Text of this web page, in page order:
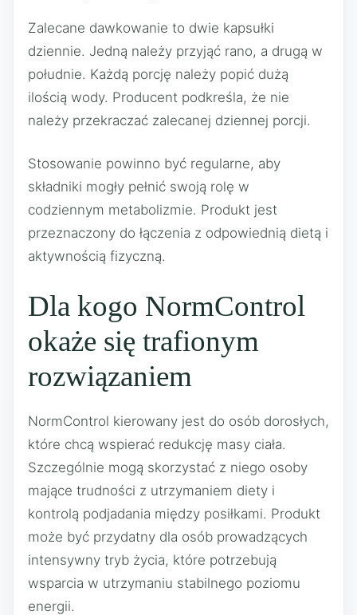
Zalecane dawkowanie to dwie kapsułki
dziennie. Jedną należy przyjąć rano, a drugą w
południe. Każdą porcję należy popić dużą
ilością wody. Producent podkreśla, że nie
należy przekraczać zalecanej dziennej porcji.
Stosowanie powinno być regularne, aby
składniki mogły pełnić swoją rolę w
codziennym metabolizmie. Produkt jest
przeznaczony do łączenia z odpowiednią dietą i
aktywnością fizyczną.
Dla kogo NormControl
okaże się trafionym
rozwiązaniem
NormControl kierowany jest do osób dorosłych,
które chcą wspierać redukcję masy ciała.
Szczególnie mogą skorzystać z niego osoby
mające trudności z utrzymaniem diety i
kontrolą podjadania między posiłkami. Produkt
może być przydatny dla osób prowadzących
intensywny tryb życia, które potrzebują
wsparcia w utrzymaniu stabilnego poziomu
energii.